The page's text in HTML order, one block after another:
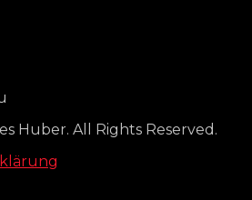
Huber. All Rights Reserved.